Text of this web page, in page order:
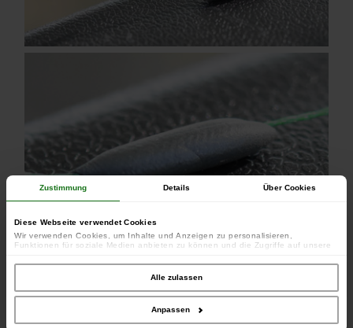
Zustimmung Details Über Cookies
Diese Webseite verwendet Cookies
Wir verwenden Cookies, um Inhalte und Anzeigen zu personalisieren,
Funktionen für soziale Medien anbieten zu können und die Zugriffe auf unsere
unserer Website an unsere Partner für soziale Medien, Werbung und Analysen
weiter. Unsere Partner führen diese Informationen möglicherweise mit weiteren
Daten zusammen, die Sie ihnen bereitgestellt haben oder die sie im Rahmen
Ihrer Nutzung der Dienste gesammelt haben.
Alle zulassen
Anpassen